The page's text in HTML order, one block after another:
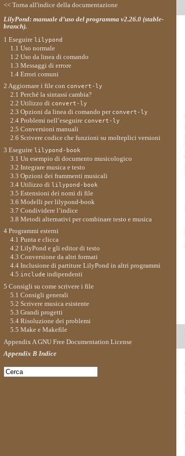
<< Torna all'indice della documentazione
LilyPond: manuale d’uso del programma v2.26.0 (stable-
branch).
1 Eseguire lilypond
1.1 Uso normale
1.2 Uso da linea di comando
1.3 Messaggi di errore
1.4 Errori comuni
2 Aggiornare i file con convert-ly
2.1 Perché la sintassi cambia?
2.2 Utilizzo di convert-ly
2.3 Opzioni da linea di comando per convert-ly
2.4 Problemi nell’eseguire convert-ly
2.5 Conversioni manuali
2.6 Scrivere codice che funzioni su molteplici versioni
3 Eseguire lilypond-book
3.1 Un esempio di documento musicologico
3.2 Integrare musica e testo
3.3 Opzioni dei frammenti musicali
3.4 Utilizzo di lilypond-book
3.5 Estensioni dei nomi di file
3.6 Modelli per lilypond-book
3.7 Condividere l’indice
3.8 Metodi alternativi per combinare testo e musica
4 Programmi esterni
4.1 Punta e clicca
4.2 LilyPond e gli editor di testo
4.3 Conversione da altri formati
4.4 Inclusione di partiture LilyPond in altri programmi
4.5 include indipendenti
5 Consigli su come scrivere i file
5.1 Consigli generali
5.2 Scrivere musica esistente
5.3 Grandi progetti
5.4 Risoluzione dei problemi
5.5 Make e Makefile
Appendix A GNU Free Documentation License
Appendix B Indice